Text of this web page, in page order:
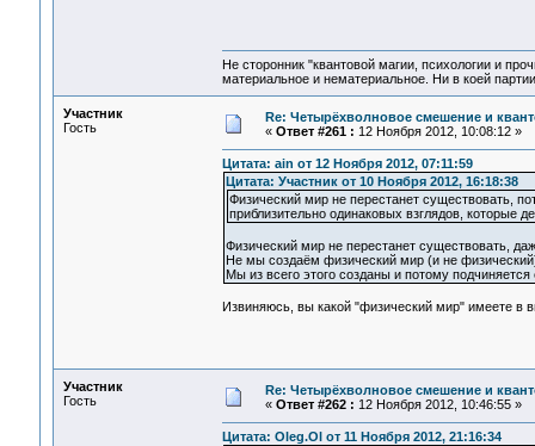
Не сторонник "квантовой магии, психологии и
материальное и нематериальное. Ни в коей
Участник
Гость
Re: Четырёхволновое смешение и
« Ответ #261 : 12 Ноября 2012, 10:08:12 »
Цитата: ain от 12 Ноября 2012, 07:11:59
Цитата: Участник от 10 Ноября 2012, 16:18:38
Физический мир не перестанет существовать,
приблизительно одинаковых взглядов, которые
Физический мир не перестанет существовать,
Не мы создаём физический мир (и не
Мы из всего этого созданы и потому подчиняется
Извиняюсь, вы какой "физический мир" имеете в
Участник
Гость
Re: Четырёхволновое смешение и
« Ответ #262 : 12 Ноября 2012, 10:46:55 »
Цитата: Oleg.Ol от 11 Ноября 2012, 21:16:34